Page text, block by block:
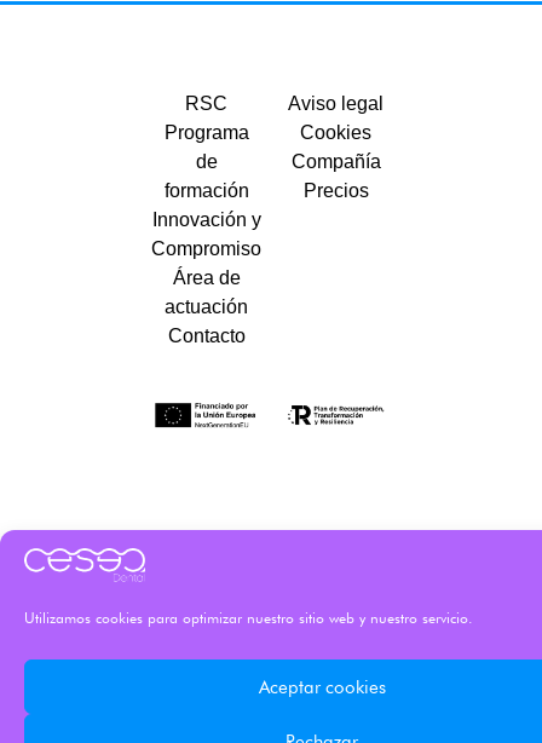
Utilizamos cookies para optimizar nuestro sitio web y nuestro servicio.
Aceptar cookies
RSC
Programa
de
formación
Innovación y
Compromiso
Área de
actuación
Contacto
Aviso legal
Cookies
Compañía
Precios